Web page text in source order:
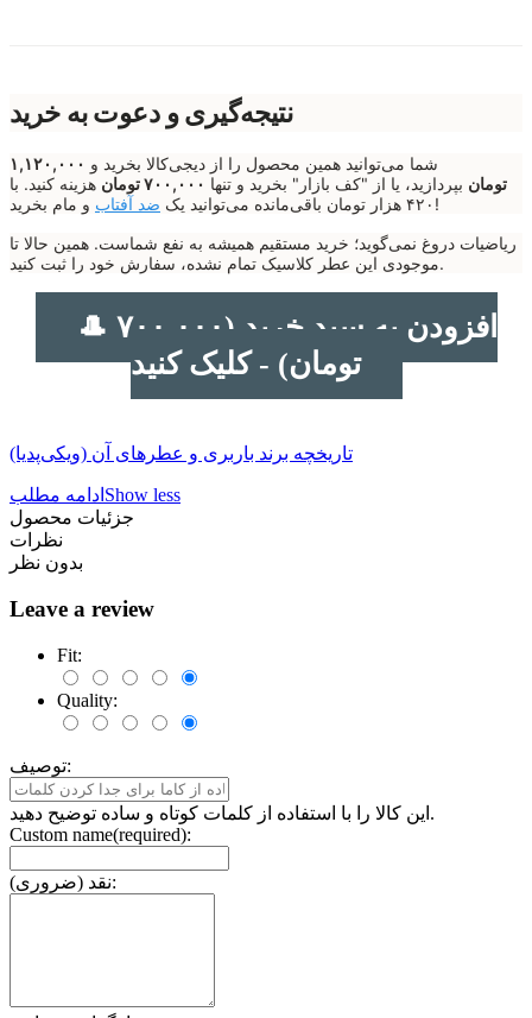
نتیجه‌گیری و دعوت به خرید
شما می‌توانید همین محصول را از دیجی‌کالا بخرید و ۱,۱۲۰,۰۰۰
تومان بپردازید، یا از "کف بازار" بخرید و تنها ۷۰۰,۰۰۰ تومان
هزینه کنید. با
۴۲۰ هزار تومان باقی‌مانده می‌توانید یک
ضد آفتاب
و مام بخرید!
ریاضیات دروغ نمی‌گوید؛ خرید مستقیم همیشه به نفع شماست. همین حالا تا
موجودی این عطر کلاسیک تمام نشده، سفارش خود را ثبت کنید.
🎩 افزودن به سبد خرید (۷۰۰,۰۰۰
تومان) - کلیک کنید
تاریخچه برند باربری و عطرهای آن (ویکی‌پدیا)
ادامه مطلب Show less
جزئیات محصول
نظرات
بدون نظر
Leave a review
Fit:
Quality:
توصیف:
این کالا را با استفاده از کلمات کوتاه و ساده توضیح دهید.
Custom name(required):
نقد (ضروری):